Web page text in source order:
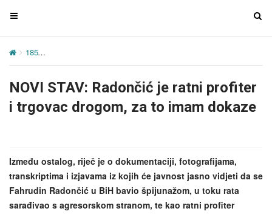
T
g
e
n
g
a
t
i
T
e
n
a
185
NOVI STAV: Radončić je ratni profiter
i trgovac drogom, za to imam dokaze
Između ostalog, riječ je o dokumentaciji, fotografijama,
transkriptima i izjavama iz kojih će javnost jasno vidjeti da se
Fahrudin Radončić u BiH bavio špijunažom, u toku rata
sarađivao s agresorskom stranom, te kao ratni profiter